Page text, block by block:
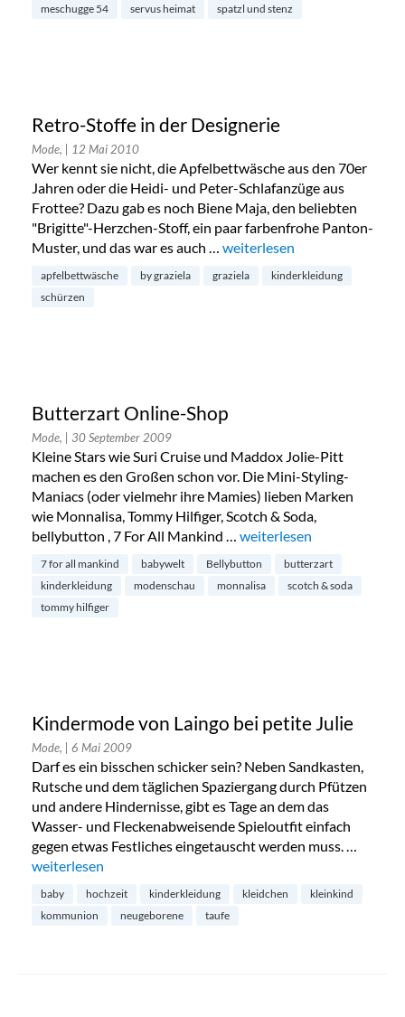
meschugge 54
servus heimat spatzl und stenz
Retro-Stoffe in der Designerie
Mode, | 12 Mai 2010
Wer kennt sie nicht, die Apfelbettwäsche aus den 70er
Jahren oder die Heidi- und Peter-Schlafanzüge aus
Frottee? Dazu gab es noch Biene Maja, den beliebten
"Brigitte"-Herzchen-Stoff, ein paar farbenfrohe Panton-
Muster, und das war es auch … „Retro-Stoffe in der
weiterlesen
apfelbettwäsche by graziela graziela
kinderkleidung
schürzen
Butterzart Online-Shop
Mode, | 30 September 2009
Kleine Stars wie Suri Cruise und Maddox Jolie-Pitt
machen es den Großen schon vor. Die Mini-Styling-
Maniacs (oder vielmehr ihre Mamies) lieben Marken
wie Monnalisa, Tommy Hilfiger, Scotch & Soda,
bellybutton , 7 For All Mankind … „Butterzart Online-Shop“
weiterlesen
7 for all mankind babywelt Bellybutton
butterzart
kinderkleidung
modenschau monnalisa
scotch & soda
tommy hilfiger
Kindermode von Laingo bei petite Julie
Mode, | 6 Mai 2009
Darf es ein bisschen schicker sein? Neben Sandkasten,
Rutsche und dem täglichen Spaziergang durch Pfützen
und andere Hindernisse, gibt es Tage an dem das
Wasser- und Fleckenabweisende Spieloutfit einfach
gegen etwas Festliches eingetauscht werden muss. …
„Kindermode von Laingo bei petite Julie“
weiterlesen
baby hochzeit kinderkleidung kleidchen
kleinkind
kommunion
neugeborene taufe